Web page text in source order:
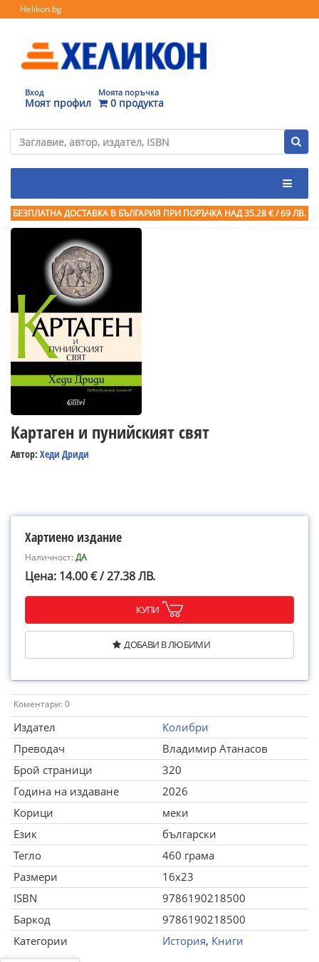
Helikon.bg
Вход
Моят профил
Моята поръчка
0 продукта
БЕЗПЛАТНА ДОСТАВКА В БЪЛГАРИЯ ПРИ ПОРЪЧКА НАД 35.28 € / 69 ЛВ.
Картаген и пунийският свят
Автор: Хеди Дриди
Хартиено издание
Наличност:ДА
Цена: 14.00 € / 27.38 ЛВ.
КУПИ
ДОБАВИ В ЛЮБИМИ
Коментари: 0
Издател
Колибри
Преводач
Владимир Атанасов
Брой страници
320
Година на издаване
2026
Корици
меки
Език
български
Тегло
460 грама
Размери
16x23
ISBN
9786190218500
Баркод
9786190218500
Категории
История, Книги